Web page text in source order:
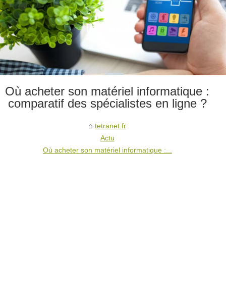
Où acheter son matériel informatique :
comparatif des spécialistes en ligne ?
tetranet.fr
Actu
Où acheter son matériel informatique :...